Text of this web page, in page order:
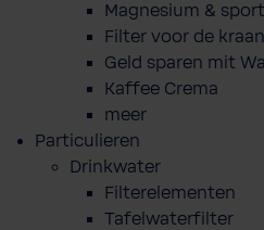
Magnesium & sport
Filter voor de kraan
Geld sparen mit
Kaffee Crema
meer
Particulieren
Drinkwater
Filterelementen
Tafelwaterfilter